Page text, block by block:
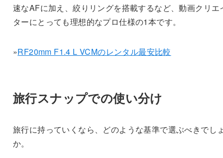
速なAFに加え、絞りリングを搭載するなど、動画クリエ
ターにとっても理想的なプロ仕様の1本です。
»RF20mm F1.4 L VCMのレンタル最安比較
旅行スナップでの使い分け
旅行に持っていくなら、どのような基準で選ぶべきでし
か。